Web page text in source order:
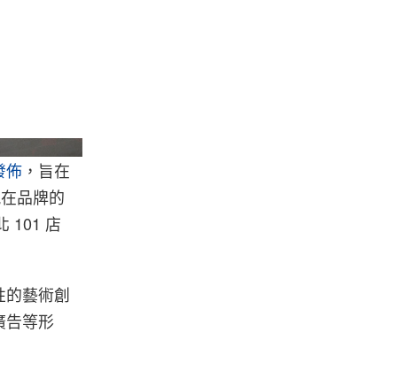
佈 ，旨在
品牌的
101 店
的藝術創
告等形